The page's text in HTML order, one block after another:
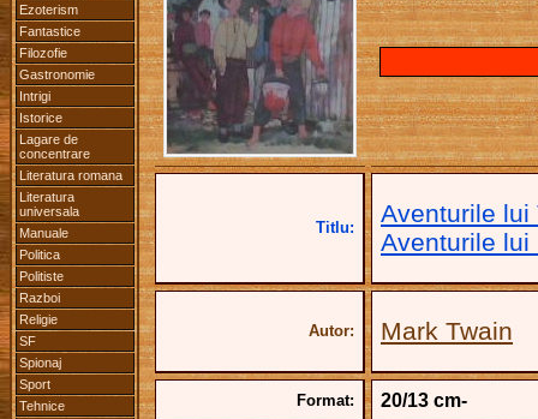
Ezoterism
Fantastice
Filozofie
Gastronomie
Intrigi
Istorice
Lagare de
concentrare
Literatura romana
Literatura
universala
Manuale
Politica
Politiste
Razboi
Religie
SF
Spionaj
Sport
Tehnice
Titlu:
Aventurile lui
Aventurile lui
Autor: Mark Twain
Format: 20/13 cm-